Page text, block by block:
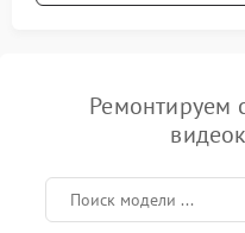
Ремонтируем